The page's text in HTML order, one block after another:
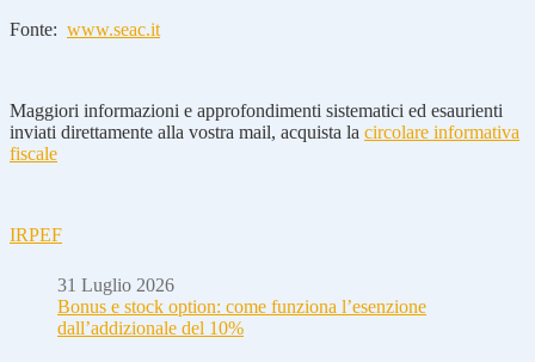
Fonte: www.seac.it
Maggiori informazioni e approfondimenti sistematici ed esaurienti
inviati direttamente alla vostra mail, acquista la circolare informativa
fiscale
IRPEF
31 Luglio 2026
Bonus e stock option: come funziona l’esenzione
dall’addizionale del 10%